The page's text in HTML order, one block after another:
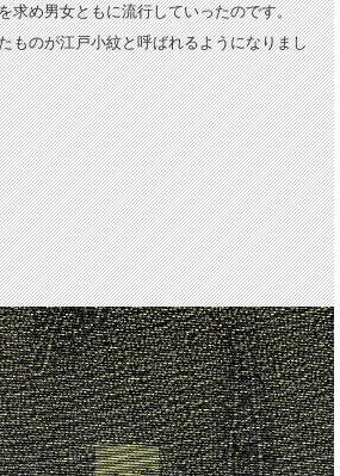
求め男女ともに流行していったのです。
ものが江戸小紋と呼ばれるようになりまし